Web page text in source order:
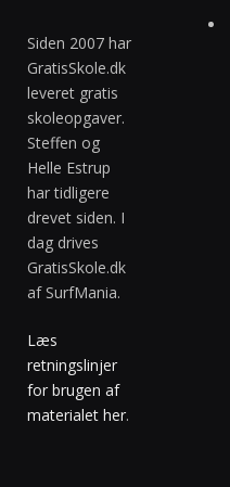
Siden 2007 har
GratisSkole.dk
leveret gratis
skoleopgaver.
Steffen og
Helle Estrup
har tidligere
drevet siden. I
dag drives
GratisSkole.dk
af SurfMania.
Læs
retningslinjer
for brugen af
materialet her.